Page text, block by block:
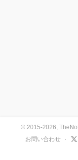
© 2015-2026,
お問い合わせ
·